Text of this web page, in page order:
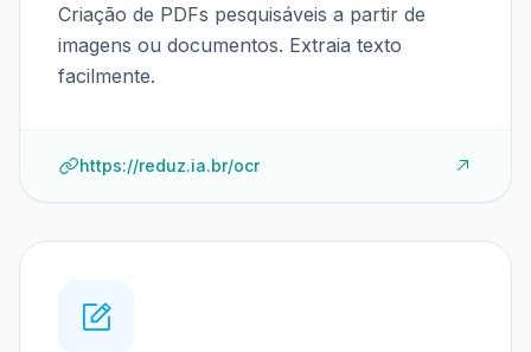
Criação de PDFs pesquisáveis a partir de
imagens ou documentos. Extraia texto
facilmente.
https://reduz.ia.br/ocr